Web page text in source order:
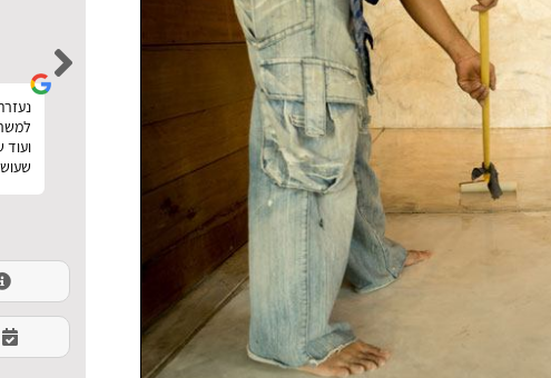
noa levi
הזמנתי פוליש וניקיון אחרי שיפוץ. עשיתי דרכם
השוואת מחירים ממש כמו שכתוב באתר. קיבלתי
את ההצעות והצלחתי גם לבחור במישהו זול וטוב.
תודה :)
חברת ניקיון מקצועית כאשר סיימתי
בחום